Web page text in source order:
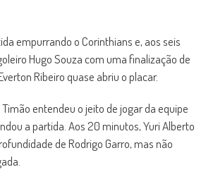
empurrando o Corinthians e, aos seis
Hugo Souza com uma finalização de
Ribeiro quase abriu o placar.
entendeu o jeito de jogar da equipe
a partida. Aos 20 minutos, Yuri Alberto
de Rodrigo Garro, mas não